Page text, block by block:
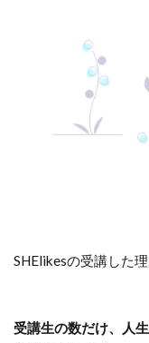
SHElikesの受講した
受講生の数だけ、人